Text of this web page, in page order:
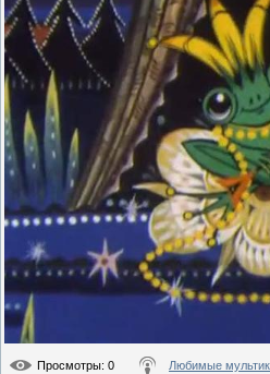
Просмотры: 0 Любимые